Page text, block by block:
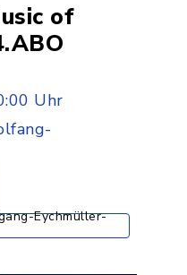
of
Uhr
Eychmüller-